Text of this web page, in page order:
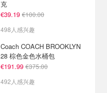
克
€39.19 €100.00
498人感兴趣
Coach COACH BROOKLYN
28 棕色金色水桶包
€191.99 €375.00
492人感兴趣